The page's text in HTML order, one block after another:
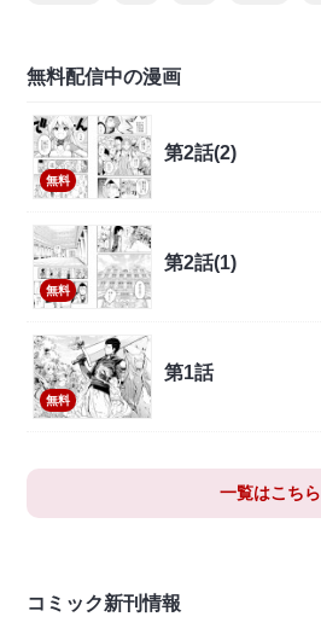
無料配信中の漫画
無料
第2話(2)
無料
第2話(1)
無料
第1話
一覧はこちら
コミック新刊情報